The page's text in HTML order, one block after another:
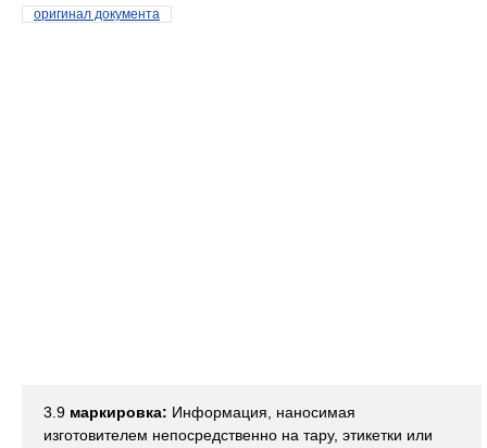
оригинал документа
3.9 маркировка: Информация, наносимая
изготовителем непосредственно на тару, этикетки или